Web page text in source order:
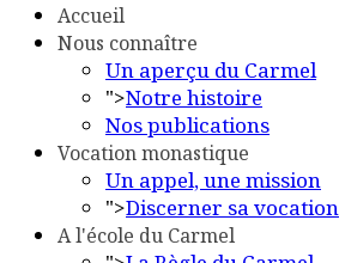
Accueil
Nous connaître
Un aperçu du Carmel
">Notre histoire
Nos publications
Vocation monastique
Un appel, une mission
">Discerner sa vocation
A l'école du Carmel